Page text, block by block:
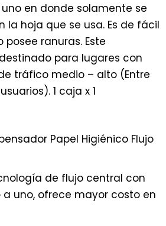
en donde solamente se
hoja que se usa. Es de fácil
ranuras. Este
para lugares con
tráfico medio – alto (Entre
1 caja x 1
Papel Higiénico Flujo
de flujo central con
uno, ofrece mayor costo en